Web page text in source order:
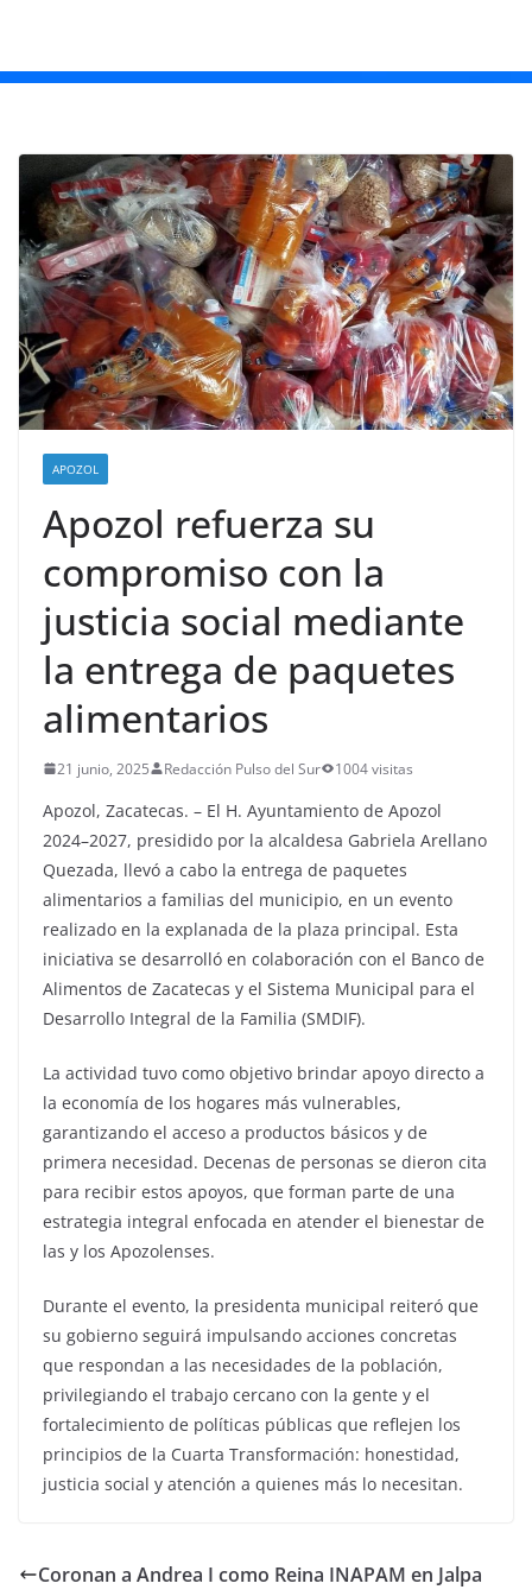
APOZOL
Apozol refuerza su
compromiso con la
justicia social mediante
la entrega de paquetes
alimentarios
21 junio, 2025 Redacción Pulso del Sur 1004 visitas
Apozol, Zacatecas. – El H. Ayuntamiento de Apozol
2024–2027, presidido por la alcaldesa Gabriela Arellano
Quezada, llevó a cabo la entrega de paquetes
alimentarios a familias del municipio, en un evento
realizado en la explanada de la plaza principal. Esta
iniciativa se desarrolló en colaboración con el Banco de
Alimentos de Zacatecas y el Sistema Municipal para el
Desarrollo Integral de la Familia (SMDIF).
La actividad tuvo como objetivo brindar apoyo directo a
la economía de los hogares más vulnerables,
garantizando el acceso a productos básicos y de
primera necesidad. Decenas de personas se dieron cita
para recibir estos apoyos, que forman parte de una
estrategia integral enfocada en atender el bienestar de
las y los Apozolenses.
Durante el evento, la presidenta municipal reiteró que
su gobierno seguirá impulsando acciones concretas
que respondan a las necesidades de la población,
privilegiando el trabajo cercano con la gente y el
fortalecimiento de políticas públicas que reflejen los
principios de la Cuarta Transformación: honestidad,
justicia social y atención a quienes más lo necesitan.
Coronan a Andrea I como Reina INAPAM en Jalpa